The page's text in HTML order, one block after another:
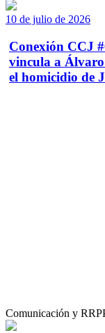
10 de julio de 2026
Conexión CCJ
vincula a
el homicidio de
Comunicación y